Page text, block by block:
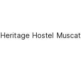
Heritage Hostel Muscat